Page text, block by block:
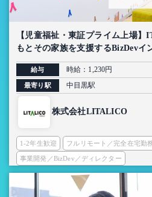
【児童福祉・東証プライム上場
もとその家族を支援するBizDevイ
給与 時給：1,230円
最寄り駅 中目黒駅
株式会社LITALICO
1-2年生歓迎 フルリモート／完全在宅勤
事業開発／BizDev／ディレクター